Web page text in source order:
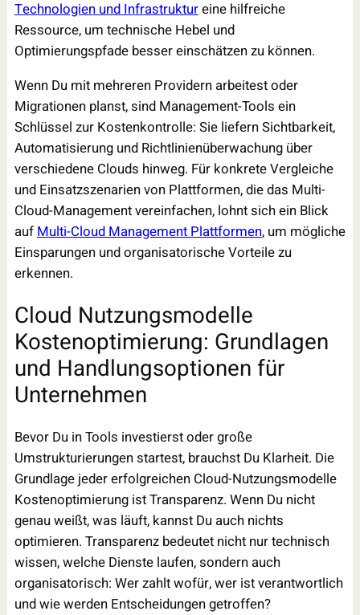
Technologien und Infrastruktureine hilfreiche
Ressource, um technische Hebel und
Optimierungspfade besser einschätzen zu können.
Wenn Du mit mehreren Providern arbeitest oder
Migrationen planst, sind Management-Tools ein
Schlüssel zur Kostenkontrolle: Sie liefern Sichtbarkeit,
Automatisierung und Richtlinienüberwachung über
verschiedene Clouds hinweg. Für konkrete Vergleiche
und Einsatzszenarien von Plattformen, die das Multi-
Cloud-Management vereinfachen, lohnt sich ein Blick
auf Multi-Cloud Management Plattformen, um mögliche
Einsparungen und organisatorische Vorteile zu
erkennen.
Cloud Nutzungsmodelle
Kostenoptimierung: Grundlagen
und Handlungsoptionen für
Unternehmen
Bevor Du in Tools investierst oder große
Umstrukturierungen startest, brauchst Du Klarheit. Die
Grundlage jeder erfolgreichen Cloud-Nutzungsmodelle
Kostenoptimierung ist Transparenz. Wenn Du nicht
genau weißt, was läuft, kannst Du auch nichts
optimieren. Transparenz bedeutet nicht nur technisch
wissen, welche Dienste laufen, sondern auch
organisatorisch: Wer zahlt wofür, wer ist verantwortlich
und wie werden Entscheidungen getroffen?